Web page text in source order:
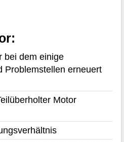
bei dem einige
Problemstellen erneuert
Motor